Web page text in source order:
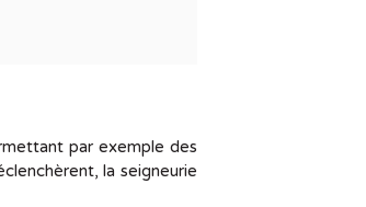
par exemple des
la seigneurie